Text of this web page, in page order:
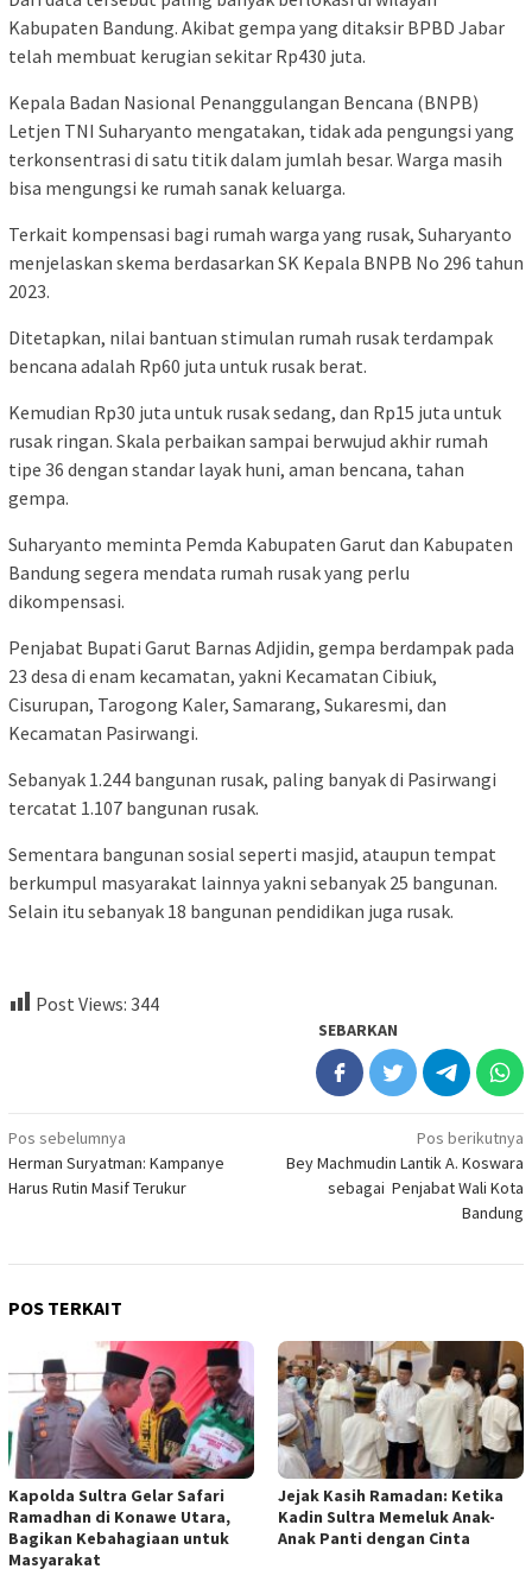
Kabupaten Bandung. Akibat gempa yang ditaksir BPBD Jabar
telah membuat kerugian sekitar Rp430 juta.
Kepala Badan Nasional Penanggulangan Bencana (BNPB)
Letjen TNI Suharyanto mengatakan, tidak ada pengungsi yang
terkonsentrasi di satu titik dalam jumlah besar. Warga masih
bisa mengungsi ke rumah sanak keluarga.
Terkait kompensasi bagi rumah warga yang rusak, Suharyanto
menjelaskan skema berdasarkan SK Kepala BNPB No 296 tahun
2023.
Ditetapkan, nilai bantuan stimulan rumah rusak terdampak
bencana adalah Rp60 juta untuk rusak berat.
Kemudian Rp30 juta untuk rusak sedang, dan Rp15 juta untuk
rusak ringan. Skala perbaikan sampai berwujud akhir rumah
tipe 36 dengan standar layak huni, aman bencana, tahan
gempa.
Suharyanto meminta Pemda Kabupaten Garut dan Kabupaten
Bandung segera mendata rumah rusak yang perlu
dikompensasi.
Penjabat Bupati Garut Barnas Adjidin, gempa berdampak pada
23 desa di enam kecamatan, yakni Kecamatan Cibiuk,
Cisurupan, Tarogong Kaler, Samarang, Sukaresmi, dan
Kecamatan Pasirwangi.
Sebanyak 1.244 bangunan rusak, paling banyak di Pasirwangi
tercatat 1.107 bangunan rusak.
Sementara bangunan sosial seperti masjid, ataupun tempat
berkumpul masyarakat lainnya yakni sebanyak 25 bangunan.
Selain itu sebanyak 18 bangunan pendidikan juga rusak.
Post Views: 344
SEBARKAN
Navigasi
pos
Pos sebelumnya
Herman Suryatman: Kampanye
Harus Rutin Masif Terukur
Pos berikutnya
Bey Machmudin Lantik A. Koswara
sebagai Penjabat Wali Kota
Bandung
POS TERKAIT
Kapolda Sultra Gelar Safari
Ramadhan di Konawe Utara,
Bagikan Kebahagiaan untuk
Masyarakat
Jejak Kasih Ramadan: Ketika
Kadin Sultra Memeluk Anak-
Anak Panti dengan Cinta